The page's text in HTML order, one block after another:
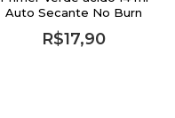
Auto Secante No Burn
Acrylic para unhas
R$17,90